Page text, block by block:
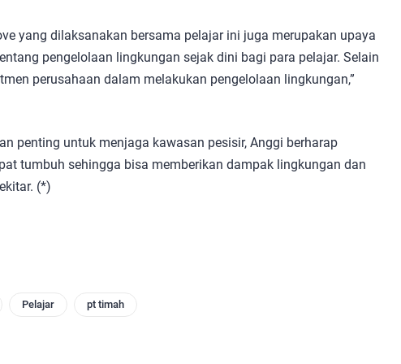
yang dilaksanakan bersama pelajar ini juga merupakan upaya
pengelolaan lingkungan sejak dini bagi para pelajar. Selain
perusahaan dalam melakukan pengelolaan lingkungan,”
penting untuk menjaga kawasan pesisir, Anggi berharap
tumbuh sehingga bisa memberikan dampak lingkungan dan
(*)
Pelajar pt timah